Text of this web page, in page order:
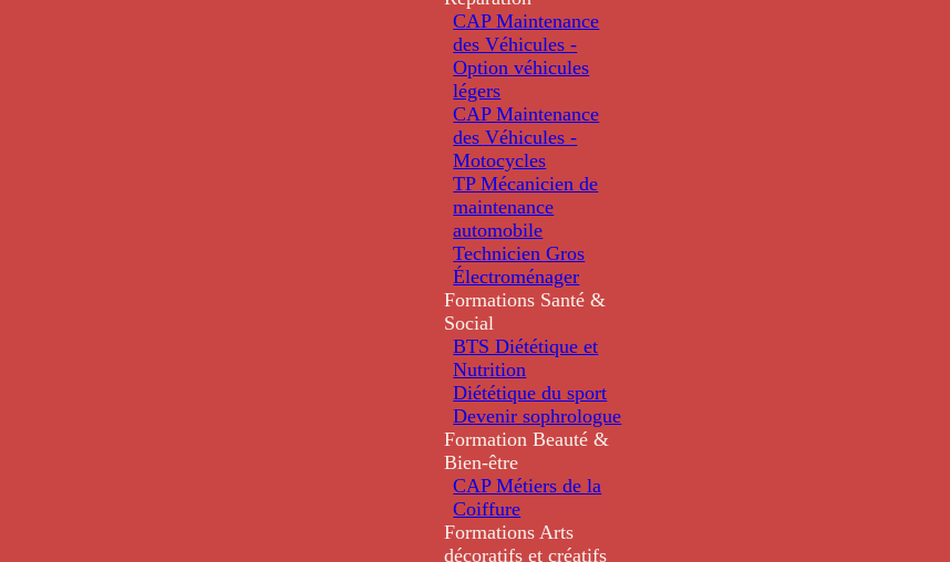
CAP Maintenance
des Véhicules -
Option véhicules
légers
CAP Maintenance
des Véhicules -
Motocycles
TP Mécanicien de
maintenance
automobile
Technicien Gros
Électroménager
Formations Santé &
Social
BTS Diététique et
Nutrition
Diététique du sport
Devenir sophrologue
Formation Beauté &
Bien-être
CAP Métiers de la
Coiffure
Formations Arts
décoratifs et créatifs